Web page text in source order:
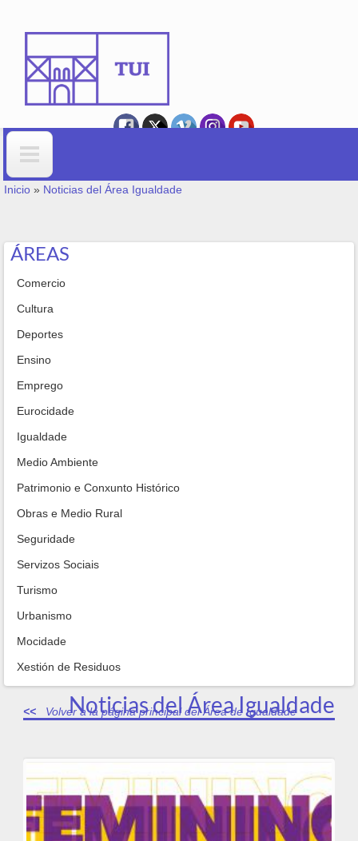
Formulario de busca
VOSTEDE ESTÁ AQUÍ
Inicio » Noticias del Área Igualdade
ÁREAS
Comercio
Cultura
Deportes
Ensino
Emprego
Eurocidade
Igualdade
Medio Ambiente
Patrimonio e Conxunto Histórico
Obras e Medio Rural
Seguridade
Servizos Sociais
Turismo
Urbanismo
Mocidade
Xestión de Residuos
Noticias del Área Igualdade
Volver a la página principal del Área de Igualdade